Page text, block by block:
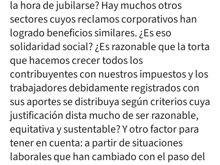
la hora de jubilarse? Hay muchos otros
sectores cuyos reclamos corporativos han
logrado beneficios similares. ¿Es eso
solidaridad social? ¿Es razonable que la torta
que hacemos crecer todos los
contribuyentes con nuestros impuestos y los
trabajadores debidamente registrados con
sus aportes se distribuya según criterios cuya
justificación dista mucho de ser razonable,
equitativa y sustentable? Y otro factor para
tener en cuenta: a partir de situaciones
laborales que han cambiado con el paso del